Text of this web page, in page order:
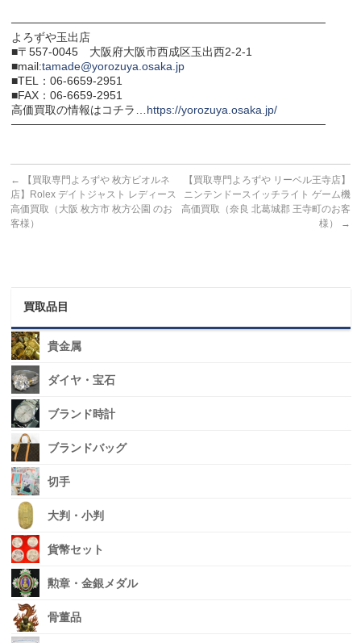
───────────────────────────────────────
よろずや玉出店
■〒557-0045 大阪府大阪市西成区玉出西2-2-1
■mail:tamade@yorozuya.osaka.jp
■TEL：06-6659-2951
■FAX：06-6659-2951
高価買取の情報はコチラ…https://yorozuya.osaka.jp/
───────────────────────────────────────
←
【買取専門よろずや 枚方ビオルネ
店】Rolex デイトジャスト レディース
高価買取（大阪 枚方市 枚方公園 のお
客様）
【買取専門よろずや リーベル王寺店】
ニンテンドースイッチライト ゲーム機
高価買取（奈良 北葛城郡 王寺町のお客
様）
→
買取品目
貴金属
ダイヤ・宝石
ブランド時計
ブランドバッグ
切手
大判・小判
貨幣セット
勲章・金銀メダル
骨董品